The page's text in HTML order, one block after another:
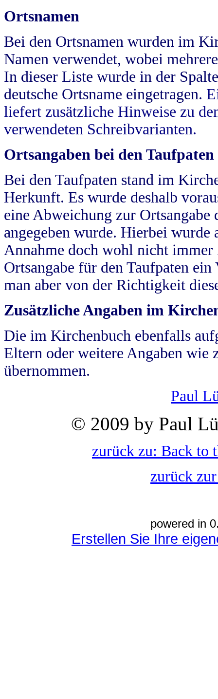
Ortsnamen
Bei den Ortsnamen wurden im
Namen verwendet, wobei
In dieser Liste wurde in der
deutsche Ortsname eingetragen.
liefert zusätzliche Hinweise zu
verwendeten Schreibvarianten.
Ortsangaben bei den Taufpaten
Bei den Taufpaten stand im
Herkunft. Es wurde deshalb
eine Abweichung zur
angegeben wurde. Hierbei wurde
Annahme doch wohl nicht
Ortsangabe für den Taufpaten
man aber von der Richtigkeit
Zusätzliche Angaben im
Die im Kirchenbuch ebenfalls
Eltern oder weitere Angaben wie
übernommen.
Paul
© 2009 by Paul
zurück zu: Back to
zurück
powered in
Erstellen Sie Ihre